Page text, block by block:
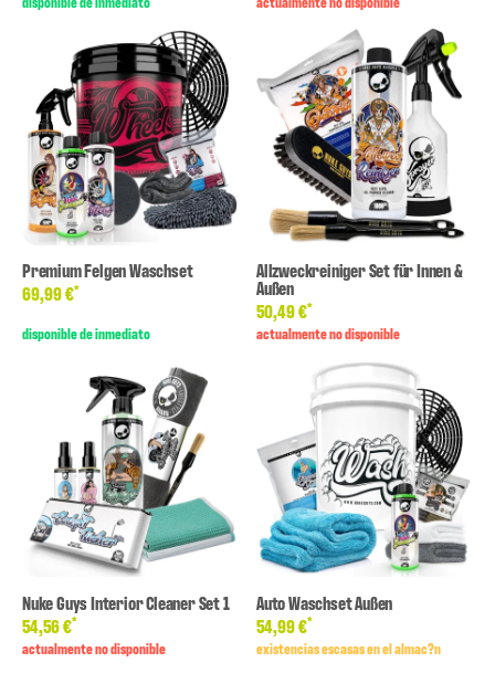
Premium Felgen Waschset
69,99 €*
disponible de inmediato
Allzweckreiniger Set für Innen &
Außen
50,49 €*
actualmente no disponible
Nuke Guys Interior Cleaner Set 1
54,56 €*
actualmente no disponible
Auto Waschset Außen
54,99 €*
existencias escasas en el almac?n